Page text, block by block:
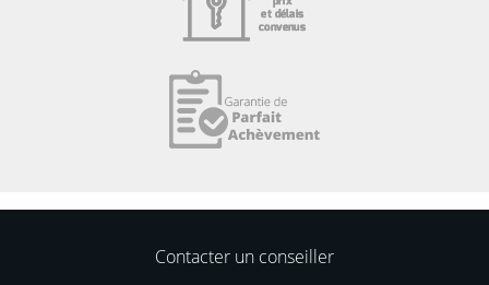
Contacter un conseiller